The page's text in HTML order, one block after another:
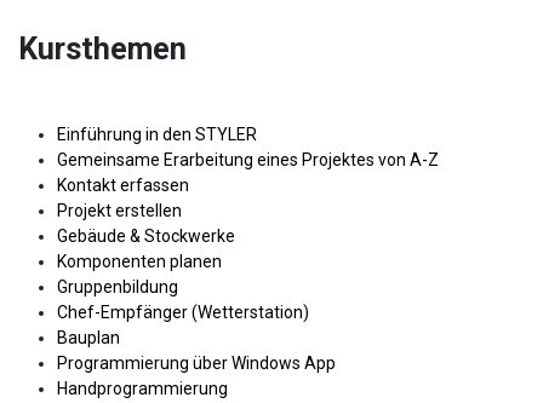
Kursthemen
Einführung in den STYLER
Gemeinsame Erarbeitung eines Projektes von A-Z
Kontakt erfassen
Projekt erstellen
Gebäude & Stockwerke
Komponenten planen
Gruppenbildung
Chef-Empfänger (Wetterstation)
Bauplan
Programmierung über Windows App
Handprogrammierung